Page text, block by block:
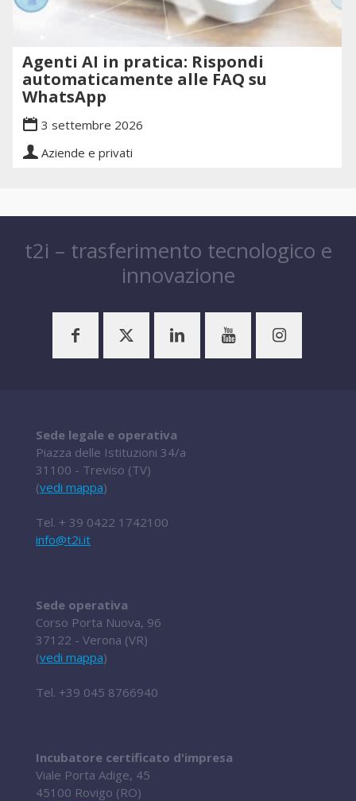
Agenti AI in pratica: Rispondi
automaticamente alle FAQ su
WhatsApp
3 settembre 2026
Aziende e privati
t2i – trasferimento tecnologico e
innovazione
Sede legale e operativa
Piazza delle Istituzioni 34/a
31100 - Treviso (TV)
(vedi mappa)
Tel. + 39 0422 1742100
info@t2i.it
Sede operativa
Corso Porta Nuova, 96
37122 - Verona (VR)
(vedi mappa)
Tel. +39 045 8766940
Incubatore certificato d'impresa
Viale Porta Adige, 45
45100 Rovigo (RO)